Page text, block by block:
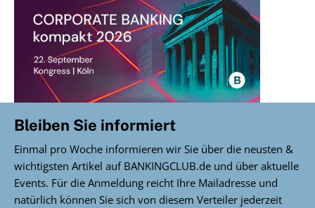
Bleiben Sie informiert
Einmal pro Woche informieren wir Sie über die neusten &
wichtigsten Artikel auf BANKINGCLUB.de und über aktuelle
Events. Für die Anmeldung reicht Ihre Mailadresse und
natürlich können Sie sich von diesem Verteiler jederzeit